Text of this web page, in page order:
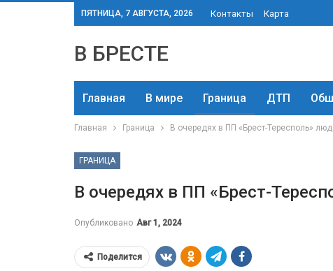
ПЯТНИЦА, 7 АВГУСТА, 2026 Контакты Карта
В БРЕСТЕ
Главная В мире Граница ДТП
Главная Граница В очередях в ПП «Брест-Тересполь»
ГРАНИЦА
В очередях в ПП «Брест-
Опубликовано Авг 1, 2024
Поделится